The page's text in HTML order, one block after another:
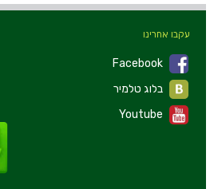
עקבו אחרינו
Facebook
Youtube